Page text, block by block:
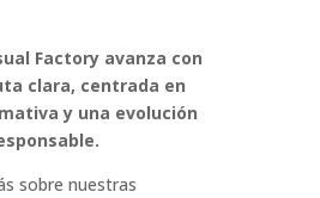
Factory avanza con
clara, centrada en
y una evolución
sobre nuestras